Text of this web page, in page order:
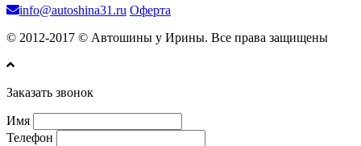
info@autoshina31.ru Оферта
© 2012-2017 © Автошины у Ирины. Все права защищены
Заказать звонок
Имя
Телефон